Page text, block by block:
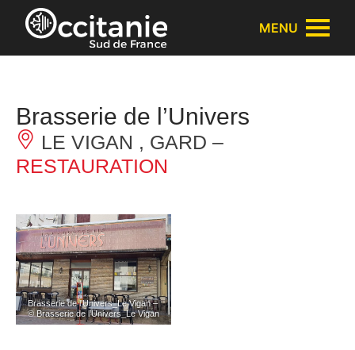
Panneau de gestion des cookies
MENU
Brasserie de l’Univers
LE VIGAN , GARD –
RESTAURATION
Brasserie de l’Univers_Le Vigan –
© Brasserie de l’Univers_Le Vigan